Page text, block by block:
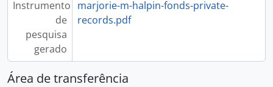
Instrumento
de
pesquisa
gerado
marjorie-m-halpin-fonds-private-
records.pdf
Área de transferência